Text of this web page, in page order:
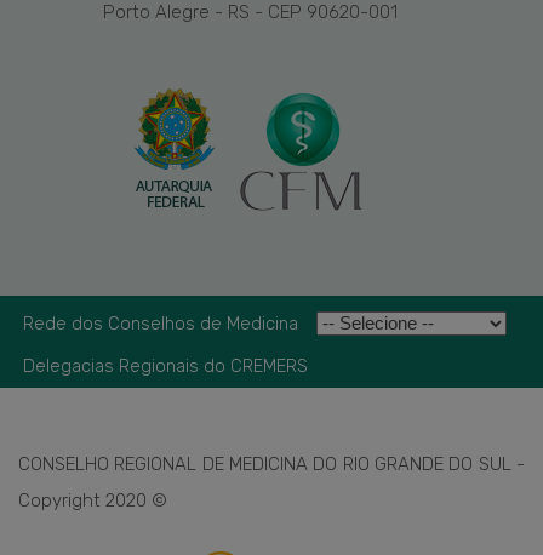
Porto Alegre - RS - CEP 90620-001
Rede dos Conselhos de Medicina
Delegacias Regionais do CREMERS
CONSELHO REGIONAL DE MEDICINA DO RIO GRANDE DO SUL -
Copyright 2020 ©